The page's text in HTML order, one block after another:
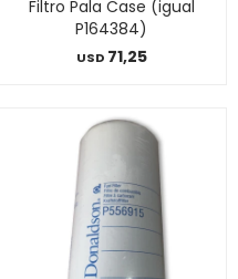
Filtro Pala Case (igual
P164384)
USD 71,25